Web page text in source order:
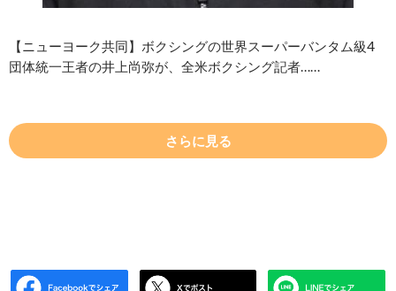
【ニューヨーク共同】ボクシングの世界スーパーバンタム級4
団体統一王者の井上尚弥が、全米ボクシング記者……
さらに見る